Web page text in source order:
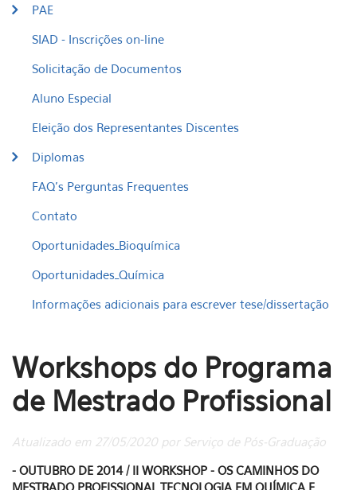
PAE
SIAD - Inscrições on-line
Solicitação de Documentos
Aluno Especial
Eleição dos Representantes Discentes
Diplomas
FAQ's Perguntas Frequentes
Contato
Oportunidades_Bioquímica
Oportunidades_Química
Informações adicionais para escrever tese/dissertação
Workshops do Programa
de Mestrado Profissional
Atualizado em 27/05/2020 por Serviço de Pós-Graduação
- OUTUBRO DE 2014 / II WORKSHOP - OS CAMINHOS DO
MESTRADO PROFISSIONAL TECNOLOGIA EM QUÍMICA E